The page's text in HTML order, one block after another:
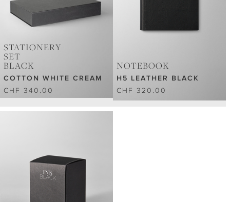
STATIONERY
SET
BLACK
COTTON WHITE CREAM
CHF 340.00
NOTEBOOK
H5 LEATHER BLACK
CHF 320.00